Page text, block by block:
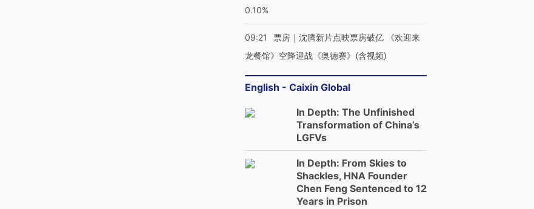
0.10%
09:21
票房｜沈腾新片点映票房破亿 《欢迎来
龙餐馆》空降迎战《奥德赛》(含视频)
English - Caixin Global
In Depth: The Unfinished
Transformation of China’s
LGFVs
In Depth: From Skies to
Shackles, HNA Founder
Chen Feng Sentenced to 12
Years in Prison